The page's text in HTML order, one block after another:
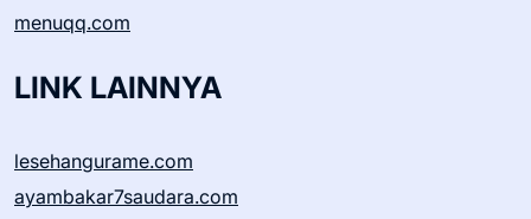
menuqq.com
LINK LAINNYA
lesehangurame.com
ayambakar7saudara.com